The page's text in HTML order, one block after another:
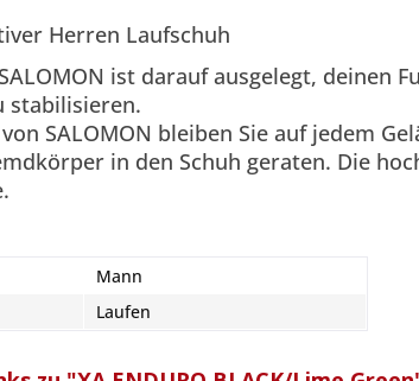
Herren Laufschuh
ist darauf ausgelegt, deinen
stabilisieren.
SALOMON bleiben Sie auf jedem
in den Schuh geraten. Die
Mann
Laufen